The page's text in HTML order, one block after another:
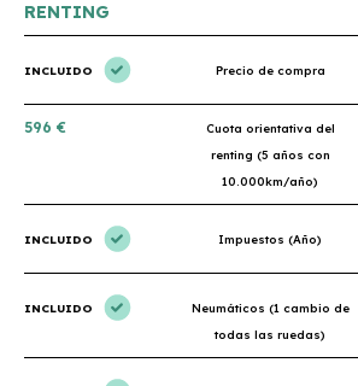
RENTING
INCLUIDO Precio de compra
596 €
Cuota orientativa del
renting (5 años con
10.000km/año)
INCLUIDO Impuestos (Año)
INCLUIDO
Neumáticos (1 cambio de
todas las ruedas)